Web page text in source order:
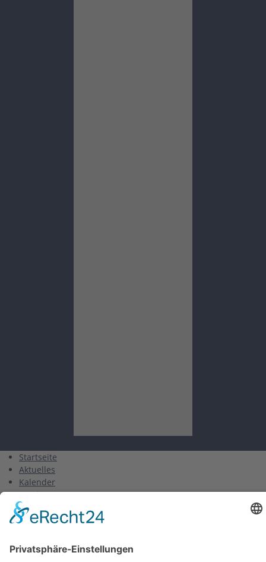
Startseite
Aktuelles
Kalender
Verein
Kurse
Training
Wettkampf
Finswimming